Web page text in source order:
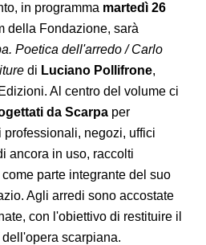
in programma martedì 26
della Fondazione, sarà
Poetica dell'arredo / Carlo
di Luciano Pollifrone,
Al centro del volume ci
da Scarpa per
negozi, uffici
ancora in uso, raccolti
parte integrante del suo
Agli arredi sono accostate
con l'obiettivo di restituire il
dell'opera scarpiana.